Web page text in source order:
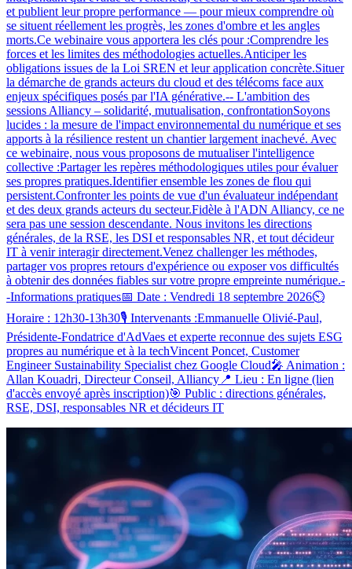
et publient leur propre performance — pour mieux comprendre où
se situent réellement les progrès, les zones d'ombre et les angles
morts.Ce webinaire vous apportera les clés pour :Comprendre les
forces et les limites des méthodologies actuelles.Anticiper les
obligations issues de la Loi SREN et leur application concrète.Situer
la démarche de grands acteurs du cloud et des télécoms face aux
enjeux spécifiques posés par l'IA générative.-- L'ambition des
sessions Alliancy – solidarité, mutualisation, confrontationSoyons
lucides : la mesure de l'impact environnemental du numérique et ses
apports à la résilience restent un chantier largement inachevé. Avec
ce webinaire, nous vous proposons de mutualiser l'intelligence
collective :Partager les repères méthodologiques utiles pour évaluer
ses propres pratiques.Identifier ensemble les zones de flou qui
persistent.Confronter les points de vue d'un évaluateur indépendant
et des deux grands acteurs du secteur.Fidèle à l'ADN Alliancy, ce ne
sera pas une session descendante. Nous invitons les directions
générales, de la RSE, les DSI et responsables NR, et tout décideur
IT à venir interagir directement.Venez challenger les méthodes,
partager vos propres retours d'expérience ou exposer vos difficultés
à obtenir des données fiables sur votre propre empreinte numérique.-
-Informations pratiques📅 Date : Vendredi 18 septembre 2026⏲️
Horaire : 12h30-13h30🎙️ Intervenants :Emmanuelle Olivié-Paul,
Présidente-Fondatrice d'AdVaes et experte reconnue des sujets ESG
propres au numérique et à la techVincent Poncet, Customer
Engineer Sustainability Specialist chez Google Cloud🎤 Animation :
Allan Kouadri, Directeur Conseil, Alliancy📍 Lieu : En ligne (lien
d'accès envoyé après inscription)🎯 Public : directions générales,
RSE, DSI, responsables NR et décideurs IT